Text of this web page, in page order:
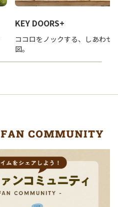
KEY DOORS+
ココロをノックする、しあわせ
図。